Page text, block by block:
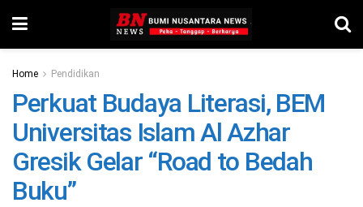
Home Pendidikan
Perkuat Budaya Literasi, BEM
Universitas Islam Al Azhar
Gresik Gelar “Road to Bedah
Buku”